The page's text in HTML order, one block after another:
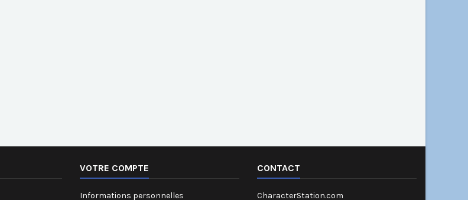
VOTRE COMPTE
Informations personnelles
CONTACT
CharacterStation.com